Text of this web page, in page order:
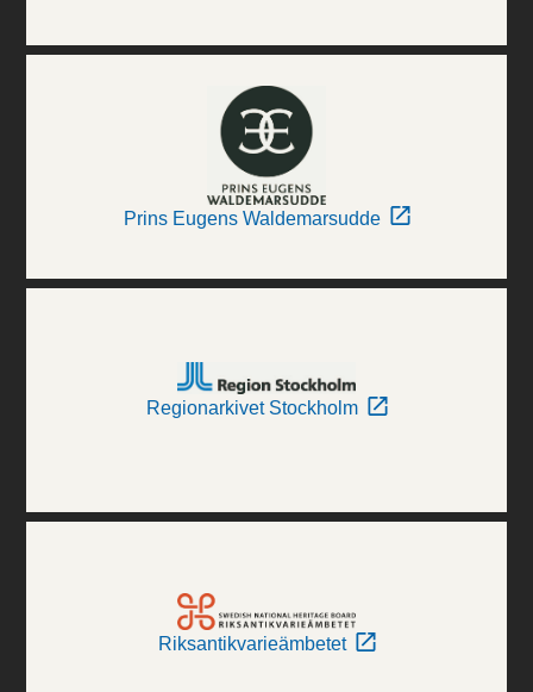
Prins Eugens Waldemarsudde
Regionarkivet Stockholm
Riksantikvarieämbetet